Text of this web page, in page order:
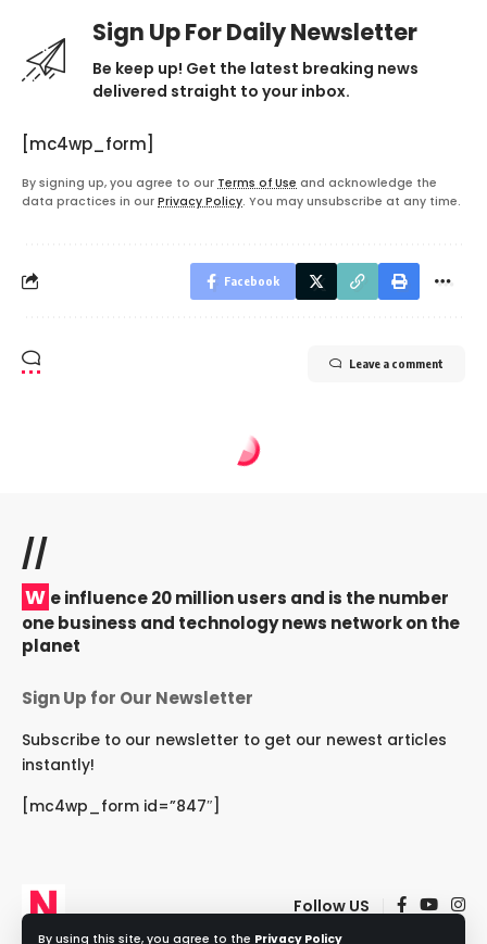
By using this site, you agree to the Privacy Policy
Sign Up For Daily Newsletter
Be keep up! Get the latest breaking news
delivered straight to your inbox.
[mc4wp_form]
By signing up, you agree to our Terms of Use and acknowledge the
data practices in our Privacy Policy. You may unsubscribe at any time.
Facebook
Leave a comment
//
W e influence 20 million users and is the number
one business and technology news network on the
planet
Sign Up for Our Newsletter
Subscribe to our newsletter to get our newest articles
instantly!
[mc4wp_form id=”847″]
Follow US